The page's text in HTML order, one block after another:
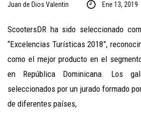
Juan de Dios Valentin Ene 13, 2019
ScootersDR ha sido seleccionado
“Excelencias Turísticas 2018”,
como el mejor producto en el
en República Dominicana. Los
seleccionados por un jurado formado
de diferentes países,